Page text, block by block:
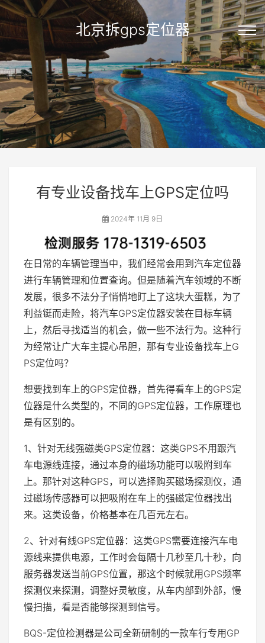
北京拆gps定位器
有专业设备找车上GPS定位吗
2024年 11月 9日
在日常的车辆管理当中，我们经常会用到汽车定位器
进行车辆管理和位置查询。但是随着汽车领域的不断
发展，很多不法分子悄悄地盯上了这块大蛋糕，为了
利益铤而走险，将汽车GPS定位器安装在目标车辆
上，然后寻找适当的机会，做一些不法行为。这种行
为经常让广大车主提心吊胆，那有专业设备找车上G
PS定位吗？
想要找到车上的GPS定位器，首先得看车上的GPS定
位器是什么类型的，不同的GPS定位器，工作原理也
是有区别的。
1、针对无线强磁类GPS定位器：这类GPS不用跟汽
车电源线连接，通过本身的磁场功能可以吸附到车
上。那针对这种GPS，可以选择购买磁场探测仪，通
过磁场传感器可以把吸附在车上的强磁定位器找出
来。这类设备，价格基本在几百元左右。
2、针对有线GPS定位器：这类GPS需要连接汽车电
源线来提供电源，工作时会每隔十几秒至几十秒，向
服务器发送当前GPS位置，那这个时候就用GPS频率
探测仪来探测，调整好灵敏度，从车内部到外部，慢
慢扫描，看是否能够探测到信号。
BQS-定位检测器是公司全新研制的一款车行专用GP